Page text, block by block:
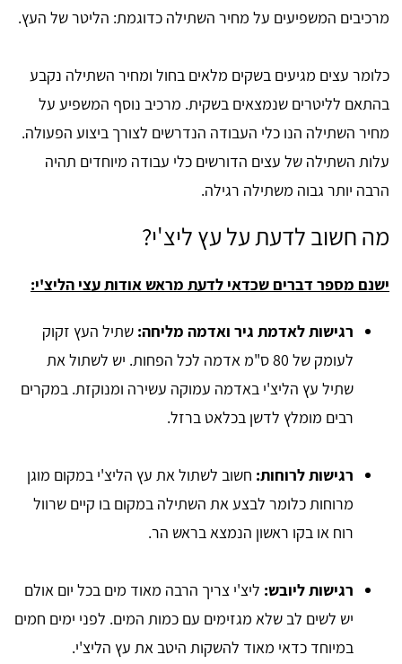
מרכיבים המשפיעים על מחיר השתילה כדוגמת: הליטר של העץ.
כלומר עצים מגיעים בשקים מלאים בחול ומחיר השתילה נקבע
בהתאם לליטרים שנמצאים בשקית. מרכיב נוסף המשפיע על
מחיר השתילה הנו כלי העבודה הנדרשים לצורך ביצוע הפעולה.
עלות השתילה של עצים הדורשים כלי עבודה מיוחדים תהיה
הרבה יותר גבוה משתילה רגילה.
מה חשוב לדעת על עץ ליצ'י?
ישנם מספר דברים שכדאי לדעת מראש אודות עצי הליצ'י:
רגישות לאדמת גיר ואדמה מליחה: שתיל העץ זקוק
לעומק של 80 ס"מ אדמה לכל הפחות. יש לשתול את
שתיל עץ הליצ'י באדמה עמוקה עשירה ומנוקזת. במקרים
רבים מומלץ לדשן בכלאט ברזל.
רגישות לרוחות: חשוב לשתול את עץ הליצ'י במקום מוגן
מרוחות כלומר לבצע את השתילה במקום בו קיים שרוול
רוח או בקו ראשון הנמצא בראש הר.
רגישות ליובש: ליצ'י צריך הרבה מאוד מים בכל יום אולם
יש לשים לב שלא מגזימים עם כמות המים. לפני ימים חמים
במיוחד כדאי מאוד להשקות היטב את עץ הליצ'י.